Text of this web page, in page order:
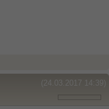
(24.03.2017 14:39)